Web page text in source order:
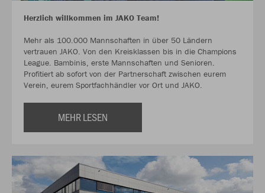
Herzlich willkommen im JAKO Team!
Mehr als 100.000 Mannschaften in über 50 Ländern
vertrauen JAKO. Von den Kreisklassen bis in die Champions
League. Bambinis, erste Mannschaften und Senioren.
Profitiert ab sofort von der Partnerschaft zwischen eurem
Verein, eurem Sportfachhändler vor Ort und JAKO.
MEHR LESEN